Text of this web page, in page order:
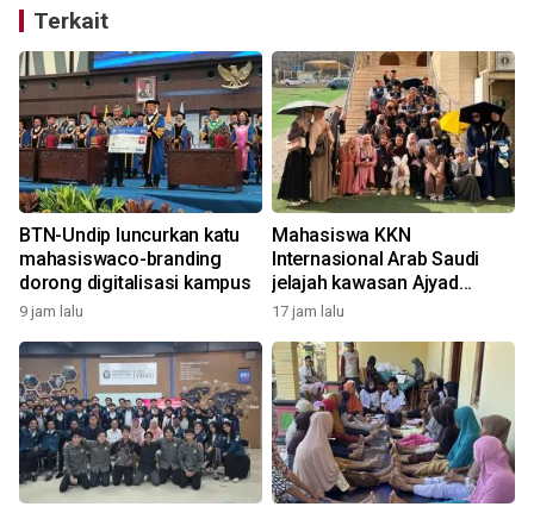
Terkait
BTN-Undip luncurkan katu
mahasiswaco-branding
dorong digitalisasi kampus
9 jam lalu
Mahasiswa KKN
Internasional Arab Saudi
jelajah kawasan Ajyad
Masofi
17 jam lalu